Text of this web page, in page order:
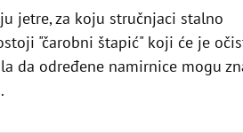
jetre, za koju stručnjaci stalno
"čarobni štapić" koji će je
da određene namirnice mogu